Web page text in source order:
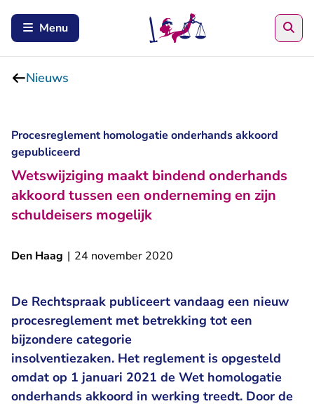
Menu
Nieuws
Procesreglement homologatie onderhands akkoord
gepubliceerd
Wetswijziging maakt bindend onderhands
akkoord tussen een onderneming en zijn
schuldeisers mogelijk
Den Haag | 24 november 2020
De Rechtspraak publiceert vandaag een nieuw
procesreglement met betrekking tot een
bijzondere categorie
insolventiezaken. Het reglement is opgesteld
omdat op 1 januari 2021 de Wet homologatie
onderhands akkoord in werking treedt. Door de